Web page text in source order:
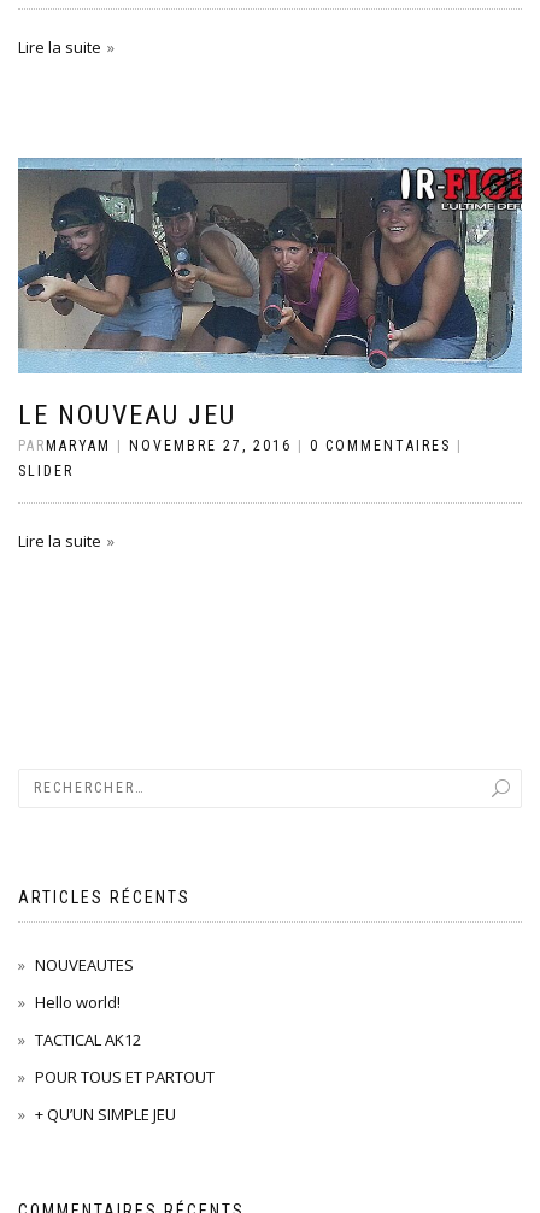
Lire la suite
LE NOUVEAU JEU
PARMARYAM | NOVEMBRE 27, 2016 | 0 COMMENTAIRES |
SLIDER
Lire la suite
ARTICLES RÉCENTS
NOUVEAUTES
Hello world!
TACTICAL AK12
POUR TOUS ET PARTOUT
+ QU’UN SIMPLE JEU